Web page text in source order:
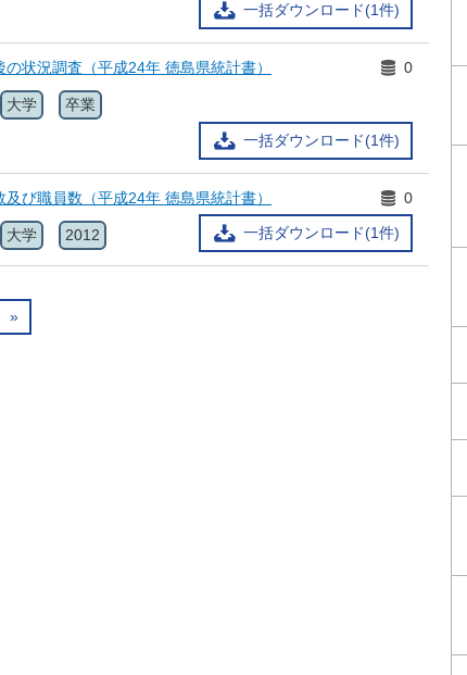
一括ダウンロード(1件)
状況調査（平成24年 徳島県統計書）
一括ダウンロード(1件)
0
大学 卒業
び職員数（平成24年 徳島県統計書）
一括ダウンロード(1件)
0
大学 2012
»